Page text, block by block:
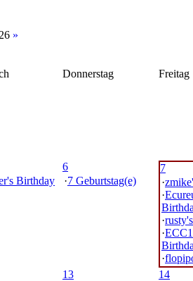
»
Donnerstag Freitag
Birthday
6
·7 Geburtstag(e)
7
·
·
·
·
·
13
14